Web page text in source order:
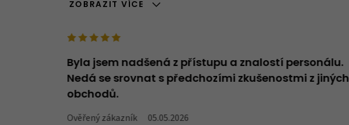
ZOBRAZIT VÍCE
Byla jsem nadšená z přístupu a znalostí personálu.
Nedá se srovnat s předchozími zkušenostmi z jiných
obchodů.
Ověřený zákazník 05.05.2026